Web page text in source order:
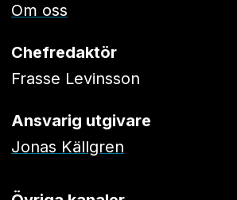
Om oss
Chefredaktör
Frasse Levinsson
Ansvarig utgivare
Jonas Källgren